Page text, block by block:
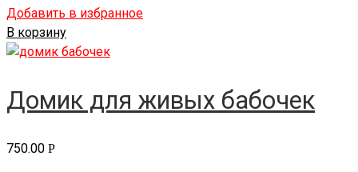
Добавить в избранное
В корзину
Домик для живых бабочек
750.00 Р